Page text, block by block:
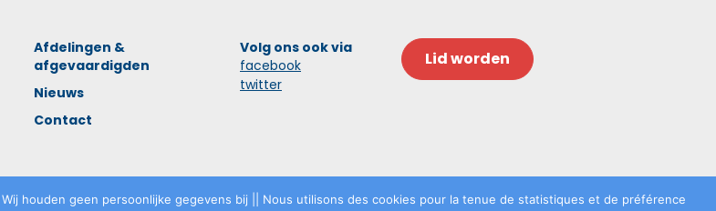
houden geen persoonlijke gegevens bij || Nous utilisons des cookies pour la tenue de statistiques et de préférence
Afdelingen &
afgevaardigden
Nieuws
Contact
Volg ons ook via
facebook
twitter
Lid worden